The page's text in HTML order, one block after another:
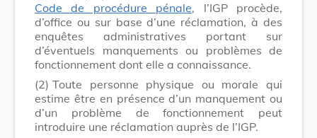
Code de procédure pénale, l’IGP procède,
d’office ou sur base d’une réclamation, à des
enquêtes administratives portant sur
d’éventuels manquements ou problèmes de
fonctionnement dont elle a connaissance.
(2) Toute personne physique ou morale qui
estime être en présence d’un manquement ou
d’un problème de fonctionnement peut
introduire une réclamation auprès de l’IGP.